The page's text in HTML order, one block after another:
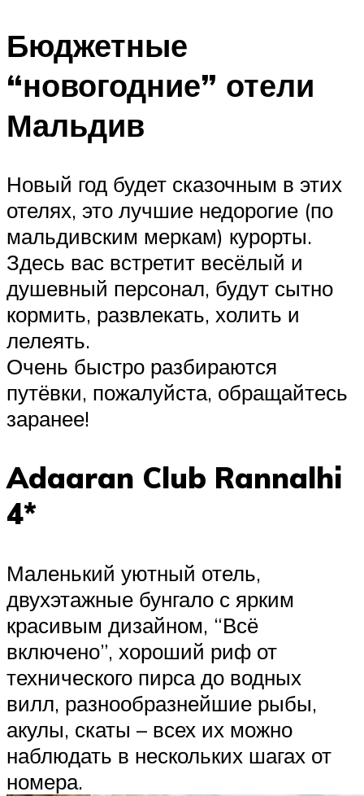
Бюджетные
“новогодние” отели
Мальдив
Новый год будет сказочным в этих
отелях, это лучшие недорогие (по
мальдивским меркам) курорты.
Здесь вас встретит весёлый и
душевный персонал, будут сытно
кормить, развлекать, холить и
лелеять.
Очень быстро разбираются
путёвки, пожалуйста, обращайтесь
заранее!
Adaaran Club Rannalhi
4*
Маленький уютный отель,
двухэтажные бунгало с ярким
красивым дизайном, “Всё
включено”, хороший риф от
технического пирса до водных
вилл, разнообразнейшие рыбы,
акулы, скаты – всех их можно
наблюдать в нескольких шагах от
номера.